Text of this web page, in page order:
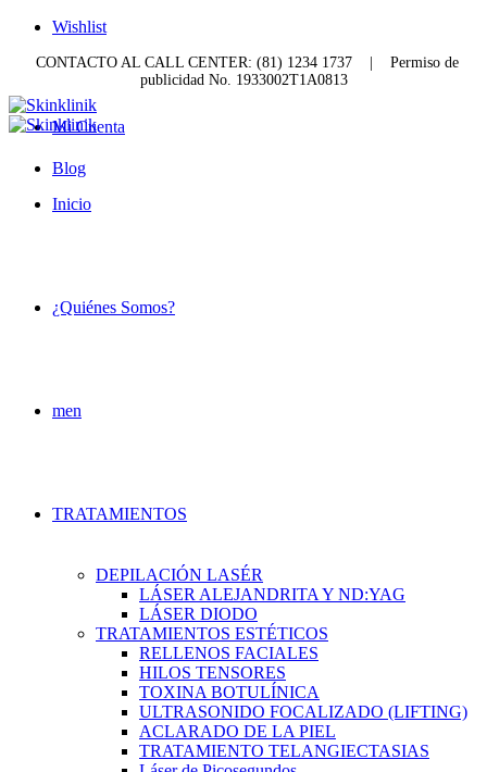
Wishlist
CONTACTO AL CALL CENTER: (81) 1234 1737
Permiso de
publicidad No. 1933002T1A0813
Mi Cuenta
Blog
Inicio
¿Quiénes Somos?
men
TRATAMIENTOS
DEPILACIÓN LASÉR
LÁSER ALEJANDRITA Y ND:YAG
LÁSER DIODO
TRATAMIENTOS ESTÉTICOS
RELLENOS FACIALES
HILOS TENSORES
TOXINA BOTULÍNICA
ULTRASONIDO FOCALIZADO (LIFTING)
ACLARADO DE LA PIEL
TRATAMIENTO TELANGIECTASIAS